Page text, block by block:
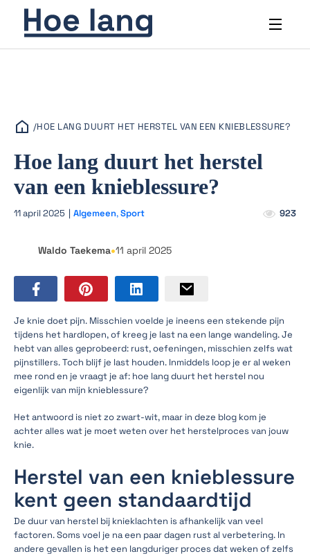
/HOE LANG DUURT HET HERSTEL VAN EEN KNIEBLESSURE?
Hoe lang duurt het herstel
van een knieblessure?
11 april 2025 | Algemeen,Sport 923
Waldo Taekema•11 april 2025
Je knie doet pijn. Misschien voelde je ineens een stekende pijn
tijdens het hardlopen, of kreeg je last na een lange wandeling. Je
hebt van alles geprobeerd: rust, oefeningen, misschien zelfs wat
pijnstillers. Toch blijf je last houden. Inmiddels loop je er al weken
mee rond en je vraagt je af: hoe lang duurt het herstel nou
eigenlijk van mijn knieblessure?
Het antwoord is niet zo zwart-wit, maar in deze blog kom je
achter alles wat je moet weten over het herstelproces van jouw
knie.
Herstel van een knieblessure
kent geen standaardtijd
De duur van herstel bij knieklachten is afhankelijk van veel
factoren. Soms voel je na een paar dagen rust al verbetering. In
andere gevallen is het een langduriger proces dat weken of zelfs